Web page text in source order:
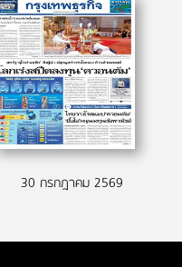
30 กรกฎาคม 2569